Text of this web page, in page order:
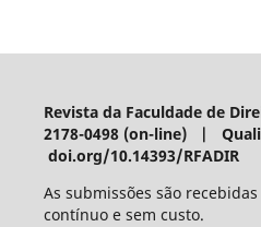
Revista da Faculdade de
2178-0498 (on-line) |
doi.org/10.14393/RFADIR
As submissões são
contínuo e sem custo.